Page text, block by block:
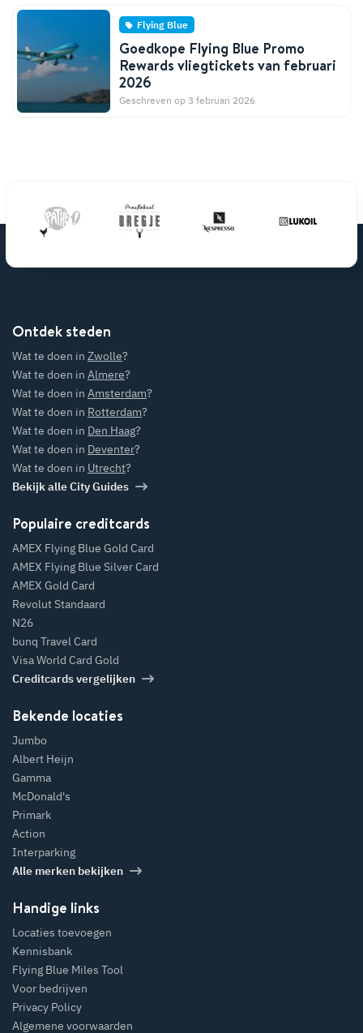
Flying Blue
Goedkope Flying Blue Promo
Rewards vliegtickets van februari
2026
Geschreven op 3 februari 2026
Ontdek steden
Wat te doen in Zwolle?
Wat te doen in Almere?
Wat te doen in Amsterdam?
Wat te doen in Rotterdam?
Wat te doen in Den Haag?
Wat te doen in Deventer?
Wat te doen in Utrecht?
Bekijk alle City Guides
Populaire creditcards
AMEX Flying Blue Gold Card
AMEX Flying Blue Silver Card
AMEX Gold Card
Revolut Standaard
N26
bunq Travel Card
Visa World Card Gold
Creditcards vergelijken
Bekende locaties
Jumbo
Albert Heijn
Gamma
McDonald's
Primark
Action
Interparking
Alle merken bekijken
Handige links
Locaties toevoegen
Kennisbank
Flying Blue Miles Tool
Voor bedrijven
Privacy Policy
Algemene voorwaarden